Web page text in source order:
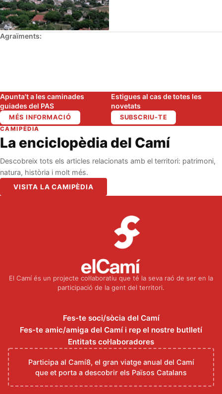
Agraïments:
Apunta't a les caminades
guiades del PAS
MÉS INFORMACIÓ
Estigues al cas de totes les
novetats
SUBSCRIU-TE
CAMIPÈDIA
La enciclopèdia del Camí
Descobreix tots els articles relacionats amb el territori: patrimoni,
natura, història i molt més.
VISITA LA CAMIPÈDIA
El Camí és un projecte col·laboratiu que té la seva raó de ser en la
participació de la gent del territori.
Fes-te soci/sòcia del Camí
Fes-te amic/amiga del Camí i rep el nostre butlletí
Entitats col·laboradores
Participa al Camí8, el gran viatge anual del Camí
que et porta a descobrir els Països Catalans